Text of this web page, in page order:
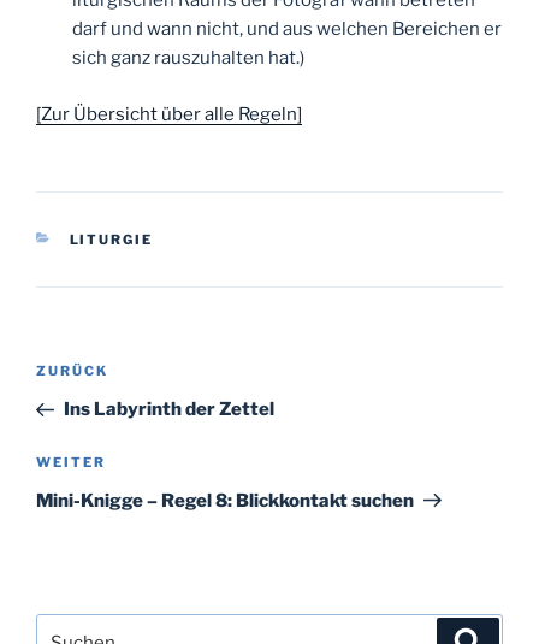
darf und wann nicht, und aus welchen Bereichen er
sich ganz rauszuhalten hat.)
[Zur Übersicht über alle Regeln]
KATEGORIEN
LITURGIE
Beitragsnavigation
Vorheriger
Beitrag
ZURÜCK
Ins Labyrinth der Zettel
Nächster
Beitrag
WEITER
Mini-Knigge – Regel 8: Blickkontakt suchen